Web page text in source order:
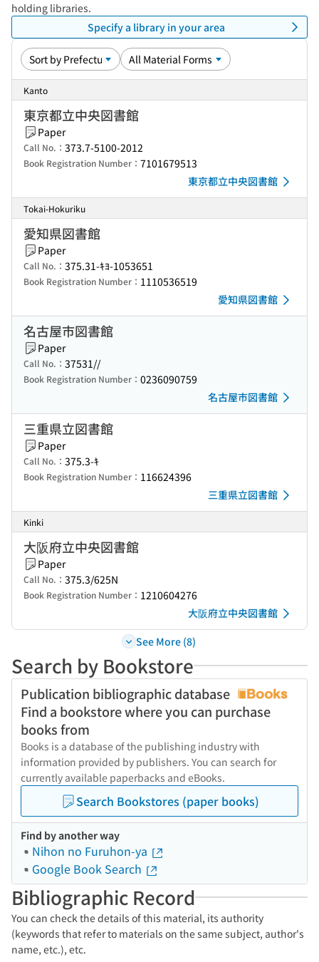
holding libraries.
Specify a library in your area
Kanto
東京都立中央図書館
Paper
Call No.： 373.7-5100-2012
Book Registration Number： 7101679513
東京都立中央図書館
Tokai-Hokuriku
愛知県図書館
Paper
Call No.： 375.31-ｷﾖ-1053651
Book Registration Number： 1110536519
愛知県図書館
名古屋市図書館
Paper
Call No.： 37531//
Book Registration Number： 0236090759
名古屋市図書館
三重県立図書館
Paper
Call No.： 375.3-ｷ
Book Registration Number： 116624396
三重県立図書館
Kinki
大阪府立中央図書館
Paper
Call No.： 375.3/625N
Book Registration Number： 1210604276
大阪府立中央図書館
See More (8)
Search by Bookstore
Publication bibliographic database
Find a bookstore where you can purchase
books from
Books is a database of the publishing industry with
information provided by publishers. You can search for
currently available paperbacks and eBooks.
Search Bookstores (paper books)
Find by another way
Nihon no Furuhon-ya
Google Book Search
Bibliographic Record
You can check the details of this material, its authority
(keywords that refer to materials on the same subject, author's
name, etc.), etc.